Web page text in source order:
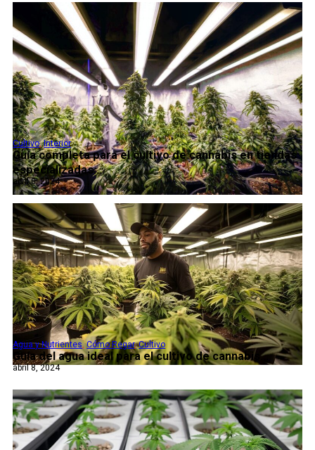
Guía completa para el cultivo de cannabis en tiendas
especializadas...
Cultivo,Interior
abril 8, 2024
Guía del agua ideal para el cultivo de cannabis...
Agua y Nutrientes,Cómo Regar,Cultivo
abril 8, 2024